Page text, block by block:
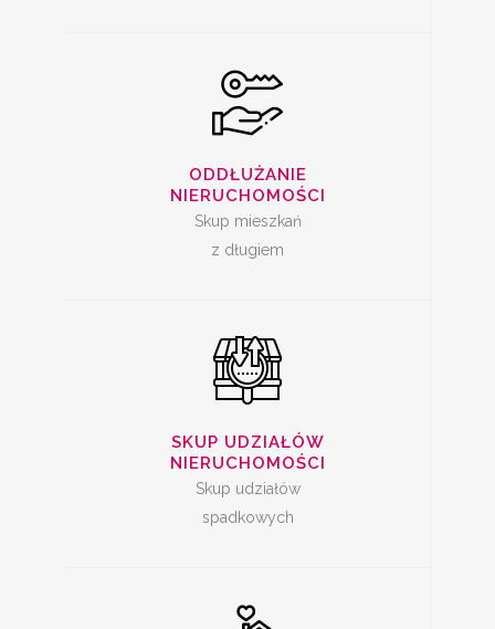
ODDŁUŻANIE
NIERUCHOMOŚCI
Skup mieszkań
z długiem
SKUP UDZIAŁÓW
NIERUCHOMOŚCI
Skup udziałów
spadkowych
NIERUCHOMOŚCI
SPRZEDAŻ
MIESZKANIA Z
LOKATOREM